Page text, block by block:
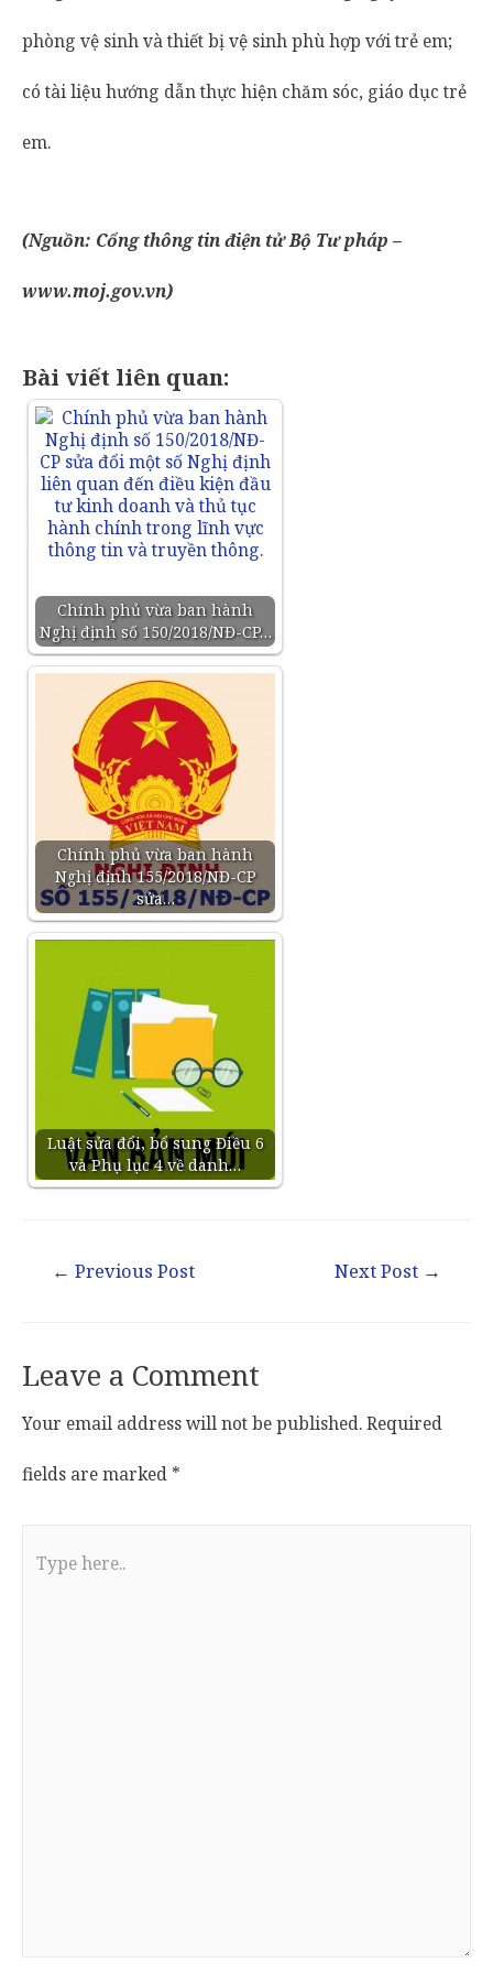
phòng vệ sinh và thiết bị vệ sinh phù hợp với trẻ em;
có tài liệu hướng dẫn thực hiện chăm sóc, giáo dục trẻ
em.
(Nguồn: Cổng thông tin điện tử Bộ Tư pháp –
www.moj.gov.vn)
Bài viết liên quan:
Chính phủ vừa ban hành
Nghị định số 150/2018/NĐ-CP…
Chính phủ vừa ban hành
Nghị định 155/2018/NĐ-CP
sửa…
Luật sửa đổi, bổ sung Điều 6
và Phụ lục 4 về danh…
← Previous Post Next Post →
Leave a Comment
Your email address will not be published.Required
fields are marked *